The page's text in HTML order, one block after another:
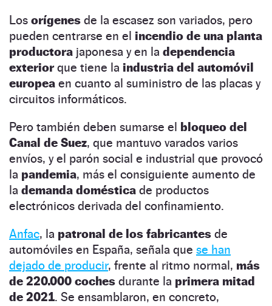
Los orígenes de la escasez son variados, pero
pueden centrarse en el incendio de una planta
productora japonesa y en la dependencia
exteriorque tiene la industria del automóvil
europea en cuanto al suministro de las placas y
circuitos informáticos.
Pero también deben sumarse el bloqueo del
Canal de Suez, que mantuvo varados varios
envíos, y el parón social e industrial que provocó
la pandemia, más el consiguiente aumento de
la demanda doméstica de productos
electrónicos derivada del confinamiento.
Anfac, la patronal de los fabricantes de
automóviles en España, señala que se han
dejado de producir, frente al ritmo normal, más
de 220.000 coches durante la primera mitad
de 2021. Se ensamblaron, en concreto,